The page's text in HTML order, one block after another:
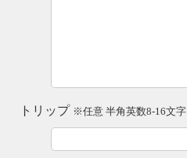
トリップ ※任意 半角英数8-16文字